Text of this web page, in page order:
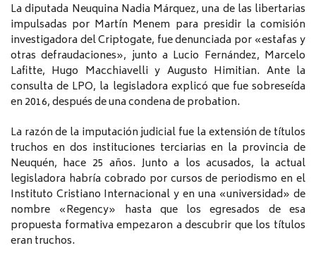
La diputada Neuquina Nadia Márquez, una de las libertarias
impulsadas por Martín Menem para presidir la comisión
investigadora del Criptogate, fue denunciada por «estafas y
otras defraudaciones», junto a Lucio Fernández, Marcelo
Lafitte, Hugo Macchiavelli y Augusto Himitian. Ante la
consulta de LPO, la legisladora explicó que fue sobreseída
en 2016, después de una condena de probation.
La razón de la imputación judicial fue la extensión de títulos
truchos en dos instituciones terciarias en la provincia de
Neuquén, hace 25 años. Junto a los acusados, la actual
legisladora habría cobrado por cursos de periodismo en el
Instituto Cristiano Internacional y en una «universidad» de
nombre «Regency» hasta que los egresados de esa
propuesta formativa empezaron a descubrir que los títulos
eran truchos.